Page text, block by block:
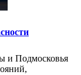
и Подмосковья